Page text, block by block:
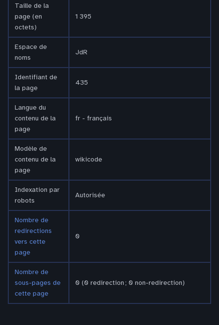
Taille de la
page (en
octets)
1 395
Espace de
noms
JdR
Identifiant de
la page
435
Langue du
contenu de la
page
fr - français
Modèle de
contenu de la
page
wikicode
Indexation par
robots
Autorisée
Nombre de
redirections
vers cette
page
0
Nombre de
sous-pages de
cette page
0 (0 redirection ; 0 non-redirection)